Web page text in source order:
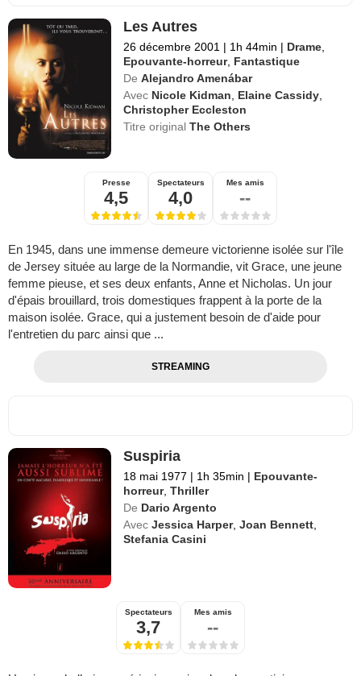
Les Autres
26 décembre 2001 | 1h 44min | Drame
Epouvante-horreur, Fantastique
De Alejandro Amenábar
Avec Nicole Kidman Elaine Cassidy
Christopher Eccleston
Titre originalThe Others
Presse
4,5
Spectateurs
4,0
Mes amis
--
En 1945, dans une immense demeure victorienne isolée sur l'île
de Jersey située au large de la Normandie, vit Grace, une jeune
femme pieuse, et ses deux enfants, Anne et Nicholas. Un jour
d'épais brouillard, trois domestiques frappent à la porte de la
maison isolée. Grace, qui a justement besoin de d'aide pour
l'entretien du parc ainsi que ...
STREAMING
Suspiria
18 mai 1977 | 1h 35min | Epouvante-
horreur,Thriller
De Dario Argento
Avec Jessica Harper,Joan Bennett
Stefania Casini
Spectateurs
3,7
Mes amis
--